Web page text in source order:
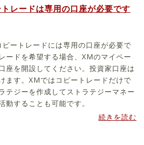
レードは専用の口座が必要です
ートレードには専用の口座が必要で
ードを希望する場合、XMのマイペー
座を開設してください。投資家口座は
ます。XMではコピートレードだけで
テジーを作成してストラテジーマネー
動することも可能です。
続きを読む